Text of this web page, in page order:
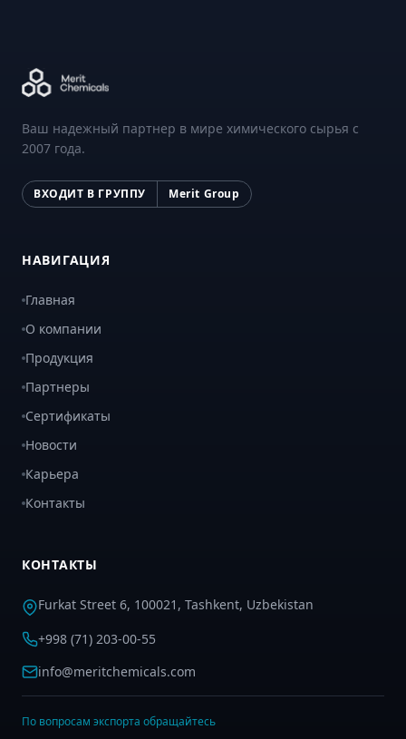
Ваш надежный партнер в мире химического сырья с
2007 года.
ВХОДИТ В ГРУППУ Merit Group
НАВИГАЦИЯ
Главная
О компании
Продукция
Партнеры
Сертификаты
Новости
Карьера
Контакты
КОНТАКТЫ
Furkat Street 6, 100021, Tashkent, Uzbekistan
+998 (71) 203-00-55
info@meritchemicals.com
По вопросам экспорта обращайтесь